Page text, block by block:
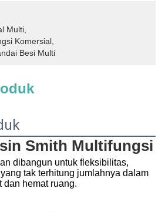
Multi
Komersial
Besi Multi
Smith Multifungsi
dibangun untuk fleksibilitas,
tak terhitung jumlahnya dalam
dan hemat ruang.